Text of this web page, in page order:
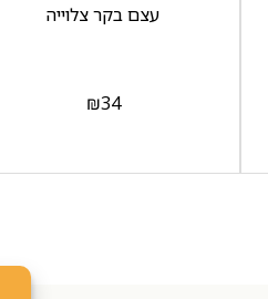
עצם בקר צלוייה
₪34